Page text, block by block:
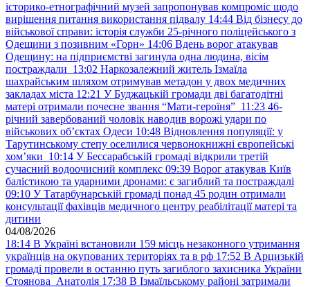
історико-етнографічний музей запропонував компроміс щодо
вирішення питання використання підвалу 14:44 Від бізнесу до
військової справи: історія служби 25-річного поліцейського з
Одещини з позивним «Горн» 14:06 Вдень ворог атакував
Одещину: на підприємстві загинула одна людина, вісім
постраждали 13:02 Наркозалежний житель Ізмаїла
шахрайським шляхом отримував метадон у двох медичних
закладах міста 12:21 У Буджацькій громади дві багатодітні
матері отримали почесне звання “Мати-героїня” 11:23 46-
річний завербований чоловік наводив ворожі удари по
військових обʼєктах Одеси 10:48 Відновлення популяції: у
Тарутинському степу оселилися червонокнижні європейські
хом’яки 10:14 У Бессарабській громаді відкрили третій
сучасний водоочисний комплекс 09:39 Ворог атакував Київ
балістикою та ударними дронами: є загиблий та постраждалі
09:10 У Татарбунарській громаді понад 45 родин отримали
консультації фахівців медичного центру реабілітації матері та
дитини
04/08/2026
18:14 В Україні встановили 159 місць незаконного утримання
українців на окупованих територіях та в рф 17:52 В Арцизькій
громаді провели в останню путь загиблого захисника України
Стоянова Анатолія 17:38 В Ізмаїльському районі затримали